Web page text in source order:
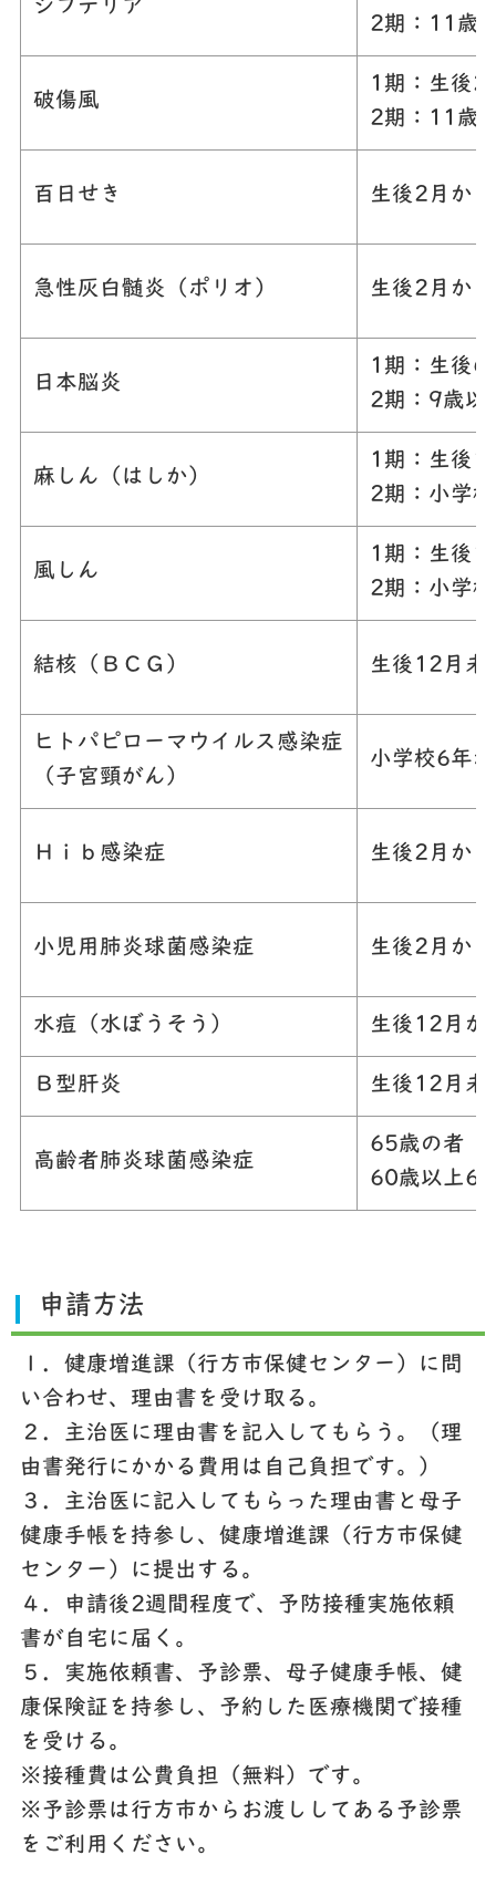
ジフテリア
2期：11歳
破傷風
1期：生後2
2期：11歳
百日せき 生後2月か
急性灰白髄炎（ポリオ） 生後2月か
日本脳炎
1期：生後6
2期：9歳以
麻しん（はしか）
1期：生後
2期：小学
風しん
1期：生後
2期：小学
結核（ＢＣＧ） 生後12月未
ヒトパピローマウイルス感染症
（子宮頸がん）
小学校6年
Ｈｉｂ感染症 生後2月か
小児用肺炎球菌感染症 生後2月か
水痘（水ぼうそう） 生後12月か
Ｂ型肝炎 生後12月未
高齢者肺炎球菌感染症
65歳の者
60歳以上65
申請方法
１．健康増進課（行方市保健センター）に問
い合わせ、理由書を受け取る。
２．主治医に理由書を記入してもらう。（理
由書発行にかかる費用は自己負担です。）
３．主治医に記入してもらった理由書と母子
健康手帳を持参し、健康増進課（行方市保健
センター）に提出する。
４．申請後2週間程度で、予防接種実施依頼
書が自宅に届く。
５．実施依頼書、予診票、母子健康手帳、健
康保険証を持参し、予約した医療機関で接種
を受ける。
※接種費は公費負担（無料）です。
※予診票は行方市からお渡ししてある予診票
をご利用ください。